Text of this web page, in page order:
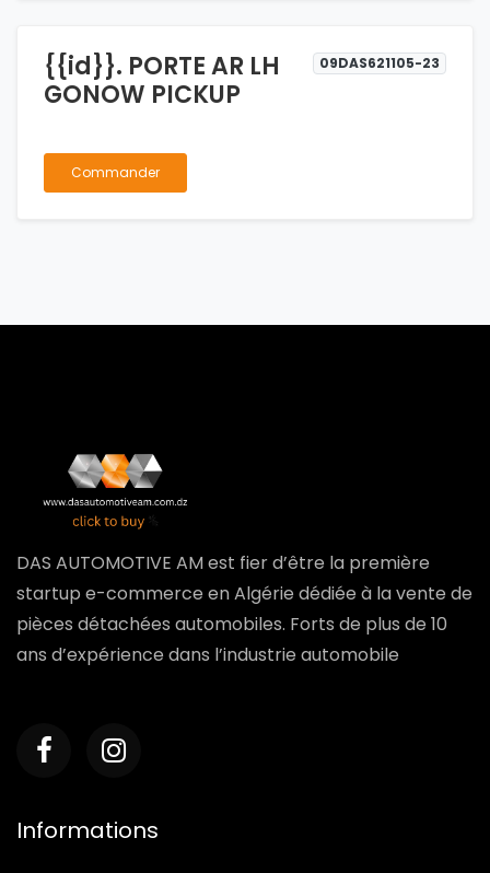
{{id}}. PORTE AR LH
GONOW PICKUP
09DAS621105-23
Commander
DAS AUTOMOTIVE AM est fier d’être la première
startup e-commerce en Algérie dédiée à la vente de
pièces détachées automobiles. Forts de plus de 10
ans d’expérience dans l’industrie automobile
Informations